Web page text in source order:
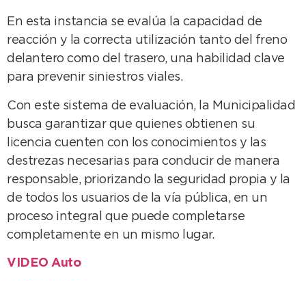
En esta instancia se evalúa la capacidad de
reacción y la correcta utilización tanto del freno
delantero como del trasero, una habilidad clave
para prevenir siniestros viales.
Con este sistema de evaluación, la Municipalidad
busca garantizar que quienes obtienen su
licencia cuenten con los conocimientos y las
destrezas necesarias para conducir de manera
responsable, priorizando la seguridad propia y la
de todos los usuarios de la vía pública, en un
proceso integral que puede completarse
completamente en un mismo lugar.
VIDEO Auto